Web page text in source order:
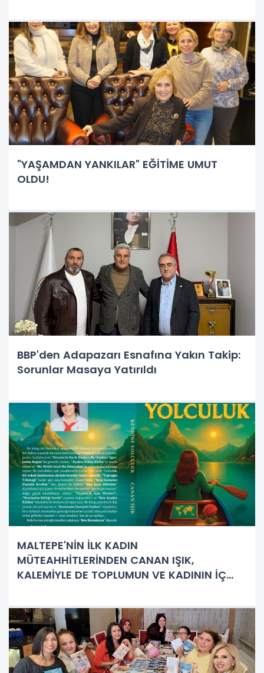
"YAŞAMDAN YANKILAR" EĞİTİME UMUT
OLDU!
BBP'den Adapazarı Esnafına Yakın Takip:
Sorunlar Masaya Yatırıldı
MALTEPE'NİN İLK KADIN
MÜTEAHHİTLERİNDEN CANAN IŞIK,
KALEMİYLE DE TOPLUMUN VE KADININ İÇ